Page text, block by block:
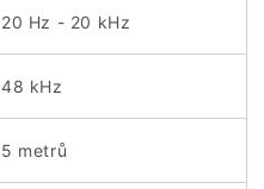
20 Hz - 20 kHz
48 kHz
5 metrů